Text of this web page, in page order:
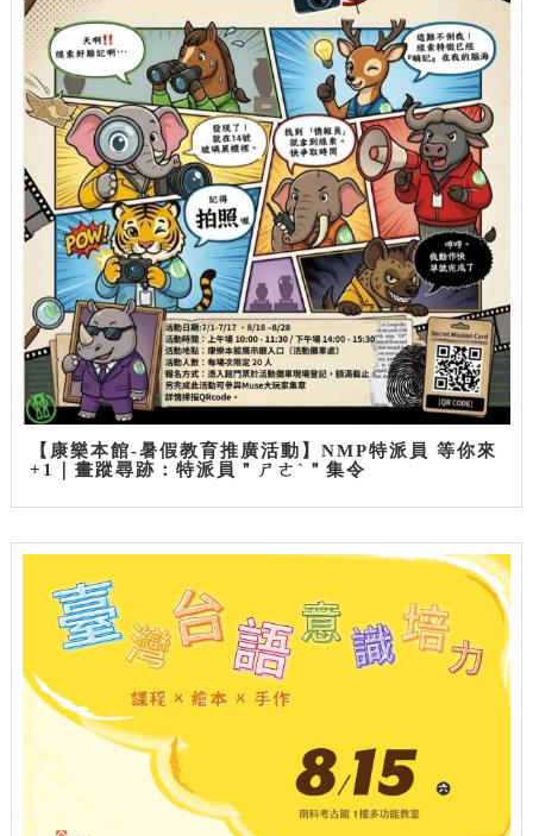
【康樂本館-暑假教育推廣活動】NMP特派員 等你來
+1｜畫蹤尋跡：特派員＂ㄕㄜˋ＂集令